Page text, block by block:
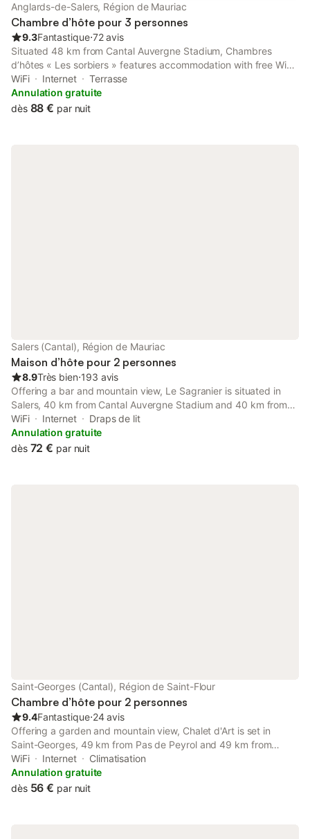
Anglards-de-Salers, Région de Mauriac
Chambre d’hôte pour 3 personnes
9.3Fantastique⋅72 avis
Situated 48 km from Cantal Auvergne Stadium, Chambres
d’hôtes « Les sorbiers » features accommodation with free WiFi
and free private parking.
WiFi Internet
Terrasse
Annulation gratuite
dès 88 € par nuit
Salers (Cantal), Région de Mauriac
Maison d’hôte pour 2 personnes
8.9Très bien⋅193 avis
Offering a bar and mountain view, Le Sagranier is situated in
Salers, 40 km from Cantal Auvergne Stadium and 40 km from
Aurillac train station.
WiFi Internet
Draps de lit
Annulation gratuite
dès 72 € par nuit
Saint-Georges (Cantal), Région de Saint-Flour
Chambre d’hôte pour 2 personnes
9.4Fantastique⋅24 avis
Offering a garden and mountain view, Chalet d'Art is set in
Saint-Georges, 49 km from Pas de Peyrol and 49 km from
Crozatier Museum. This property offers access to a terrace, free
private parking and free WiFi.
WiFi Internet
Climatisation
Annulation gratuite
dès 56 € par nuit